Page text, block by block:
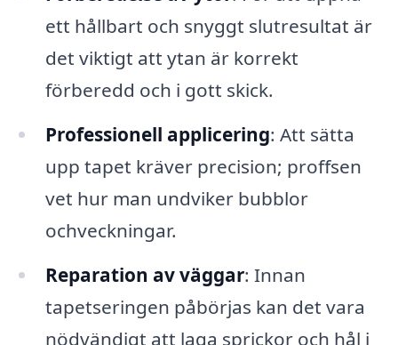
ett hållbart och snyggt slutresultat är
det viktigt att ytan är korrekt
förberedd och i gott skick.
Professionell applicering: Att sätta
upp tapet kräver precision; proffsen
vet hur man undviker bubblor
ochveckningar.
Reparation av väggar: Innan
tapetseringen påbörjas kan det vara
nödvändigt att laga sprickor och hål i